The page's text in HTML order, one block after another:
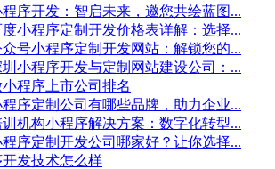
序开发：智启未来，邀您共绘蓝图...
小程序定制开发价格表详解：选择...
号小程序定制开发网站：解锁您的...
小程序开发与定制网站建设公司：...
程序上市公司排名
序定制公司有哪些品牌，助力企业...
机构小程序解决方案：数字化转型...
序定制开发公司哪家好？让你选择...
发技术怎么样